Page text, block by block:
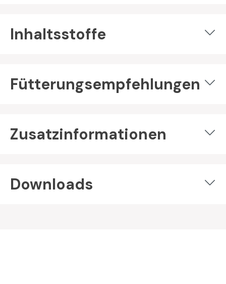
Inhaltsstoffe
Fütterungsempfehlungen
Zusatzinformationen
Downloads